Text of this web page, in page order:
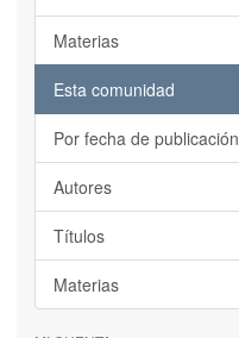
Materias
Esta comunidad
Por fecha de publicación
Autores
Títulos
Materias